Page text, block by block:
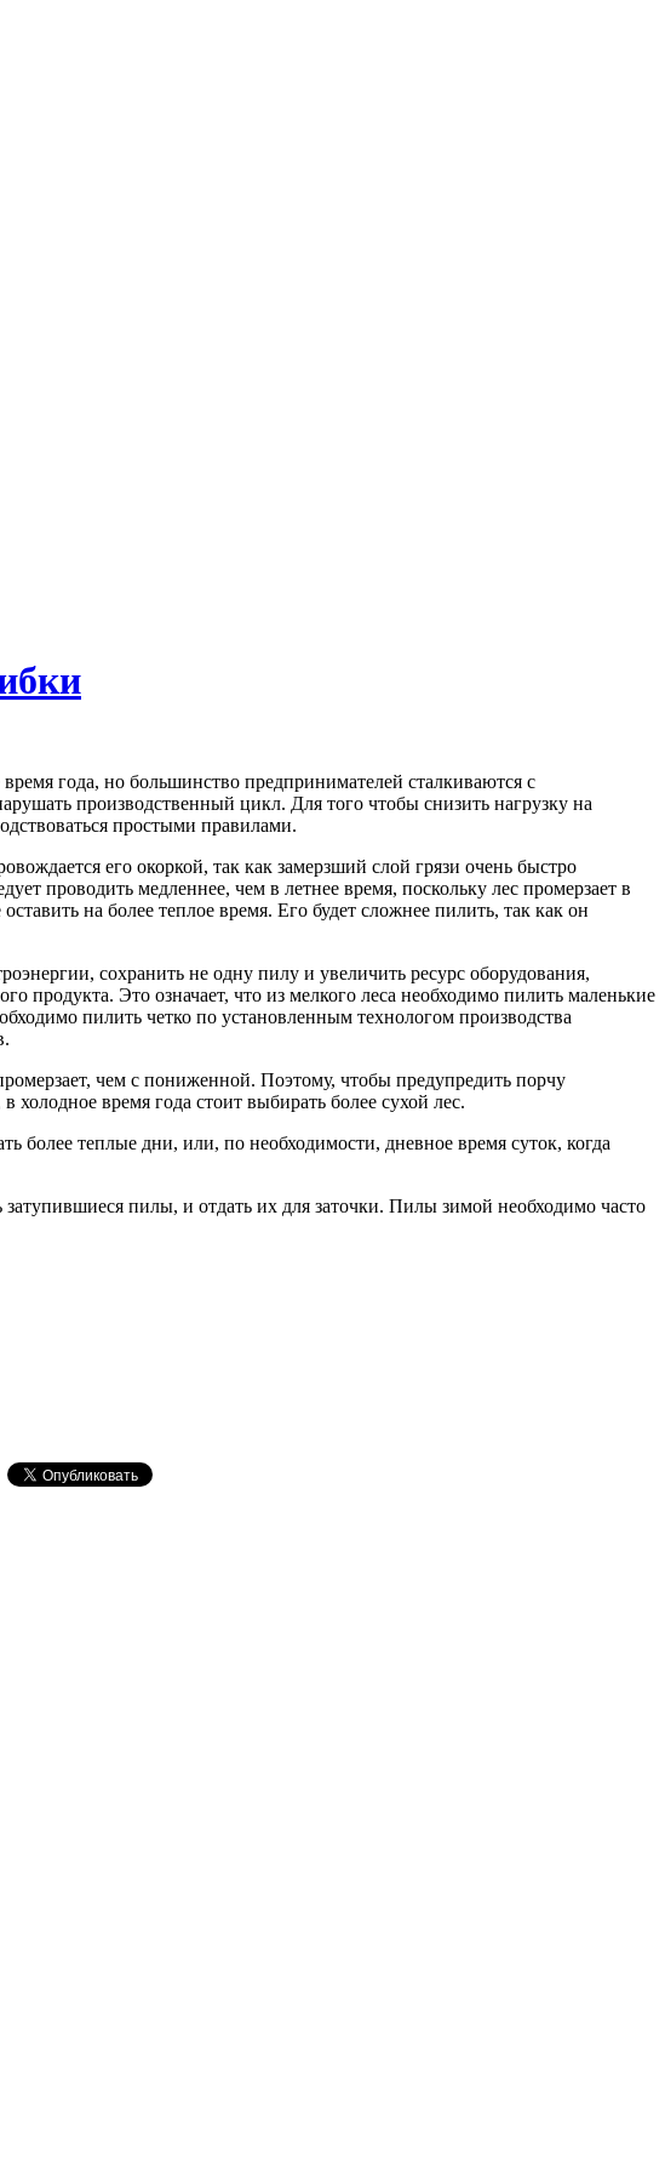
года, но большинство предпринимателей сталкиваются с
производственный цикл. Для того чтобы снизить нагрузку на
простыми правилами.
его окоркой, так как замерзший слой грязи очень быстро
проводить медленнее, чем в летнее время, поскольку лес промерзает в
на более теплое время. Его будет сложнее пилить, так как он
сохранить не одну пилу и увеличить ресурс оборудования,
продукта. Это означает, что из мелкого леса необходимо пилить маленькие
пилить четко по установленным технологом производства
чем с пониженной. Поэтому, чтобы предупредить порчу
холодное время года стоит выбирать более сухой лес.
более теплые дни, или, по необходимости, дневное время суток, когда
пилы, и отдать их для заточки. Пилы зимой необходимо часто